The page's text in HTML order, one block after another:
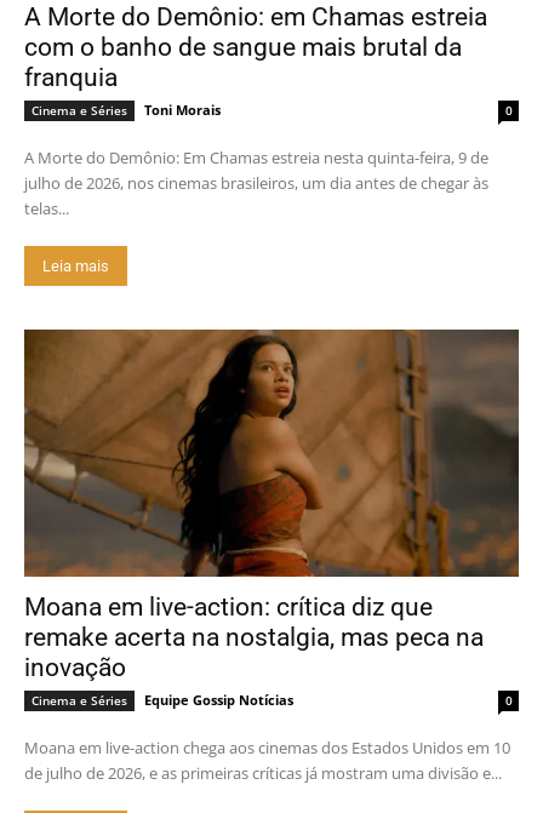
A Morte do Demônio: em Chamas estreia
com o banho de sangue mais brutal da
franquia
Cinema e Séries Toni Morais 0
A Morte do Demônio: Em Chamas estreia nesta quinta-feira, 9 de
julho de 2026, nos cinemas brasileiros, um dia antes de chegar às
telas...
Leia mais
Moana em live-action: crítica diz que
remake acerta na nostalgia, mas peca na
inovação
Cinema e Séries Equipe Gossip Notícias 0
Moana em live-action chega aos cinemas dos Estados Unidos em 10
de julho de 2026, e as primeiras críticas já mostram uma divisão e...